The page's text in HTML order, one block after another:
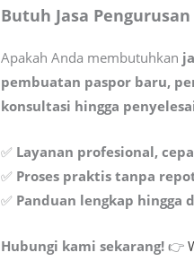
Butuh Jasa
Apakah Anda membutuhkan
pembuatan paspor baru,
konsultasi hingga
✅ Layanan profesional,
✅ Proses praktis tanpa
✅ Panduan lengkap hingga
Hubungi kami sekarang! 👉